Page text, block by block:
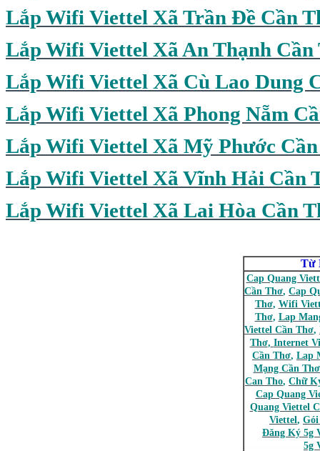
Lắp Wifi Viettel Xã Trần Đề Cần
Lắp Wifi Viettel Xã An Thạnh Cần
Lắp Wifi Viettel Xã Cù Lao Dung
Lắp Wifi Viettel Xã Phong Nẵm
Lắp Wifi Viettel Xã Mỹ Phước
Lắp Wifi Viettel Xã Vĩnh Hải Cần
Lắp Wifi Viettel Xã Lai Hòa Cần
Từ
Cap Quang
Cần Thơ, Cap
Thơ, Wifi
Thơ, Lap
Viettel Cần Thơ,
Thơ, Internet
Cần Thơ, Lap
Mạng Cần
Can Tho, Chữ
Cap Quang
Quang Viettel
Viettel ,
Đăng Ký 5g
5g